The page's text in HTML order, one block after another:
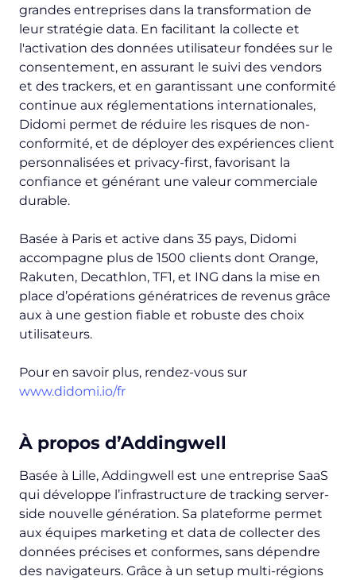
grandes entreprises dans la transformation de
leur stratégie data. En facilitant la collecte et
l'activation des données utilisateur fondées sur le
consentement, en assurant le suivi des vendors
et des trackers, et en garantissant une conformité
continue aux réglementations internationales,
Didomi permet de réduire les risques de non-
conformité, et de déployer des expériences client
personnalisées et privacy-first, favorisant la
confiance et générant une valeur commerciale
durable.
Basée à Paris et active dans 35 pays, Didomi
accompagne plus de 1500 clients dont Orange,
Rakuten, Decathlon, TF1, et ING dans la mise en
place d’opérations génératrices de revenus grâce
aux à une gestion fiable et robuste des choix
utilisateurs.
Pour en savoir plus, rendez-vous sur
www.didomi.io/fr
À propos d’Addingwell
Basée à Lille, Addingwell est une entreprise SaaS
qui développe l’infrastructure de tracking server-
side nouvelle génération. Sa plateforme permet
aux équipes marketing et data de collecter des
données précises et conformes, sans dépendre
des navigateurs. Grâce à un setup multi-régions